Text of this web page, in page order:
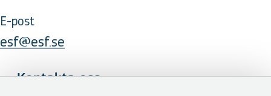
E-post
esf@esf.se
Kontakta oss